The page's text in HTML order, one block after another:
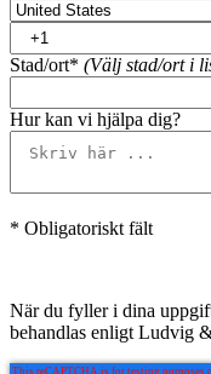
Stad/ort* (Välj stad/ort i
Hur kan vi hjälpa dig?
* Obligatoriskt fält
När du fyller i dina
behandlas enligt Ludvig